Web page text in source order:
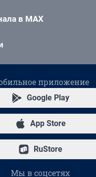
в MAX
приложение
Google Play
App Store
RuStore
Мы в соцсетях